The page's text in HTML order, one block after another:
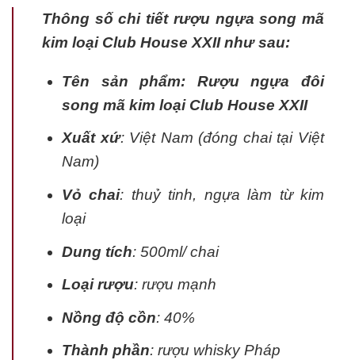
Thông số chi tiết rượu ngựa song mã
kim loại Club House XXII như sau:
Tên sản phẩm: Rượu ngựa đôi
song mã kim loại Club House XXII
Xuất xứ: Việt Nam (đóng chai tại Việt
Nam)
Vỏ chai: thuỷ tinh, ngựa làm từ kim
loại
Dung tích: 500ml/ chai
Loại rượu: rượu mạnh
Nồng độ cồn: 40%
Thành phần: rượu whisky Pháp